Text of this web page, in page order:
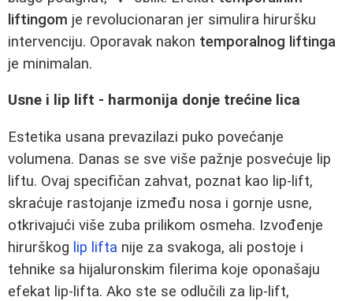
liftingom je revolucionaran jer simulira hiruršku
intervenciju. Oporavak nakon temporalnog liftinga
je minimalan.
Usne i lip lift - harmonija donje trećine lica
Estetika usana prevazilazi puko povećanje
volumena. Danas se sve više pažnje posvećuje lip
liftu. Ovaj specifičan zahvat, poznat kao lip-lift,
skraćuje rastojanje između nosa i gornje usne,
otkrivajući više zuba prilikom osmeha. Izvođenje
hirurškog lip lifta nije za svakoga, ali postoje i
tehnike sa hijaluronskim filerima koje oponašaju
efekat lip-lifta. Ako ste se odlučili za lip-lift,